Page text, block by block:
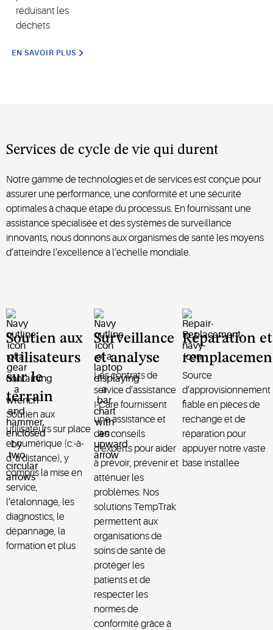
réduisant les
déchets
EN SAVOIR PLUS
Services de cycle devie qui durent
Notre gamme de technologies et de services est conçue pour
assurer une performance, une conformité et une sécurité
optimales à chaque étape du processus. En fournissant une
assistance spécialisée et des systèmes de surveillance
innovants, nous donnons aux organismes de santé les moyens
d’atteindre l’excellence à l’échelle mondiale.
Soutien aux
utilisateurs
sur le
terrain
Soutien aux
utilisateurs sur place
et numérique (c.-à-
d. à distance), y
compris la mise en
service,
l’étalonnage, les
diagnostics, le
dépannage, la
formation et plus
Surveillance
et analyse
Les contrats de
service d’assistance
I-Care fournissent
une assistance et
des conseils
d’experts pour aider
à prévoir, prévenir et
atténuer les
problèmes. Nos
solutions TempTrak
permettent aux
organisations de
soins de santé de
protéger les
patients et de
respecter les
normes de
conformité grâce à
Réparation et
Source
d’approvisionnement
fiable en pièces de
rechange et de
réparation pour
appuyer notre vaste
base installée